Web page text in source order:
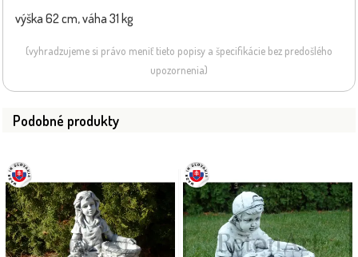
výška 62 cm, váha 31 kg
(vyhradzujeme si právo meniť tieto popisy a špecifikácie bez predošlého
upozornenia)
Podobné produkty